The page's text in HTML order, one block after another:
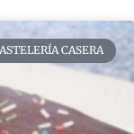
CASERA